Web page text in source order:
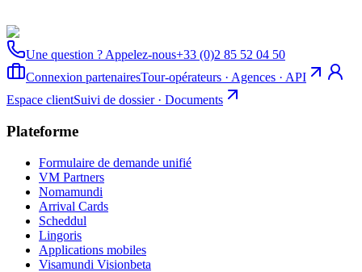
Une question ? Appelez-nous+33 (0)2 85 52 04 50
Connexion partenairesTour-opérateurs · Agences · API
Espace clientSuivi de dossier · Documents
Plateforme
Formulaire de demande unifié
VM Partners
Nomamundi
Arrival Cards
Scheddul
Lingoris
Applications mobiles
Visamundi Visionbeta